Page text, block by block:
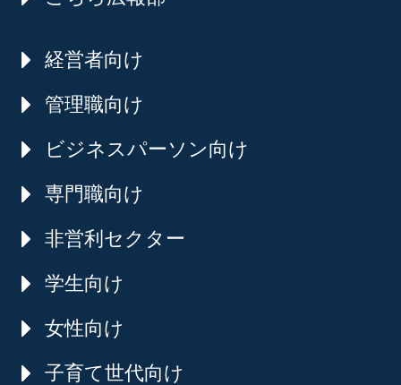
経営者向け
管理職向け
ビジネスパーソン向け
専門職向け
非営利セクター
学生向け
女性向け
子育て世代向け